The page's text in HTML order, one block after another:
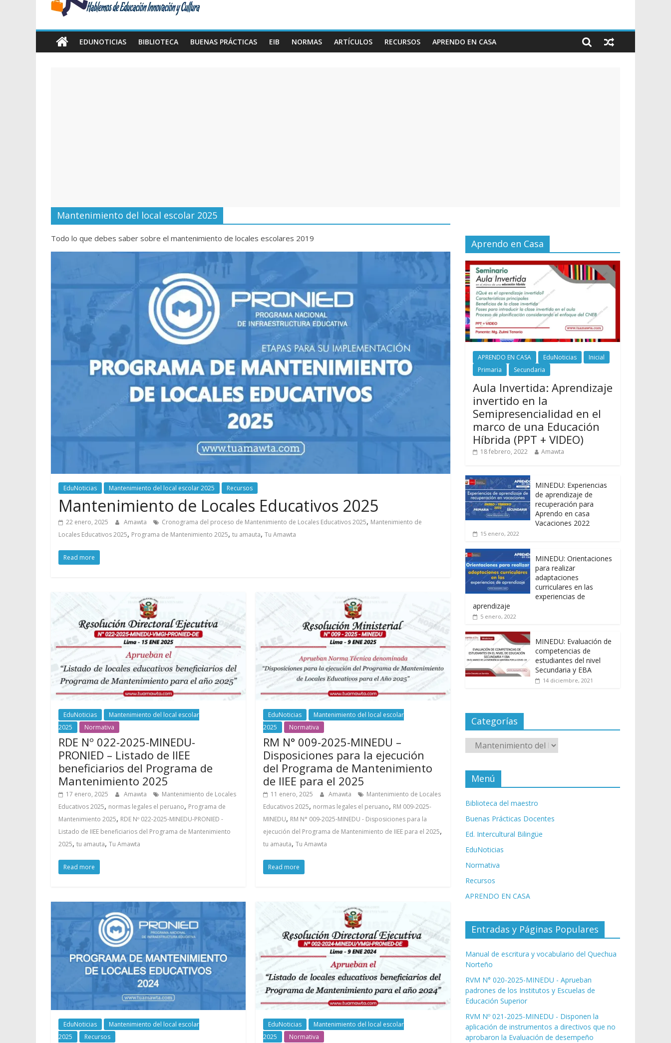
Educación,
EDUNOTICIAS BIBLIOTECA BUENAS PRÁCTICAS EIB NORMAS ARTÍCULOS RECURSOS APRENDO EN CASA
Mantenimiento del local escolar 2025
Todo lo que debes saber sobre el mantenimiento de locales escolares 2019
EduNoticias Mantenimiento del local escolar 2025 Recursos
Mantenimiento de Locales Educativos 2025
22 enero, 2025 Amawta Cronograma del proceso de Mantenimiento de Locales Educativos 2025, Mantenimiento de
Locales Educativos 2025, Programa de Mantenimiento 2025, tu amauta, Tu Amawta
Read more
EduNoticias
Mantenimiento del local escolar
2025
Normativa
RDE Nº 022-2025-MINEDU-
PRONIED – Listado de IIEE
beneficiarios del Programa de
Mantenimiento 2025
17 enero, 2025 Amawta
Mantenimiento de Locales
Educativos 2025, normas legales el peruano, Programa de
Mantenimiento 2025, RDE Nº 022-2025-MINEDU-PRONIED -
Listado de IIEE beneficiarios del Programa de Mantenimiento
2025, tu amauta, Tu Amawta
Read more
EduNoticias
Mantenimiento del local escolar
2025
Normativa
RM N° 009-2025-MINEDU –
Disposiciones para la ejecución
del Programa de Mantenimiento
de IIEE para el 2025
11 enero, 2025 Amawta
Mantenimiento de Locales
Educativos 2025, normas legales el peruano, RM 009-2025-
MINEDU, RM N° 009-2025-MINEDU - Disposiciones para la
ejecución del Programa de Mantenimiento de IIEE para el 2025,
tu amauta,Tu Amawta
Read more
EduNoticias
Mantenimiento del local escolar
2025
Recursos
EduNoticias
Mantenimiento del local escolar
2025
Normativa
Aprendo en Casa
APRENDO EN CASA EduNoticias
Inicial
Primaria
Secundaria
Aula Invertida: Aprendizaje
invertido en la
Semipresencialidad en el
marco de una Educación
Híbrida (PPT + VIDEO)
18 febrero, 2022 Amawta
MINEDU: Experiencias
de aprendizaje de
recuperación para
Aprendo en casa
Vacaciones 2022
15 enero, 2022
MINEDU: Orientaciones
para realizar
adaptaciones
curriculares en las
experiencias de
aprendizaje
5 enero, 2022
MINEDU: Evaluación de
competencias de
estudiantes del nivel
Secundaria y EBA
14 diciembre, 2021
Categorías
Categorías
Menú
Biblioteca del maestro
Buenas Prácticas Docentes
Ed. Intercultural Bilingüe
EduNoticias
Normativa
Recursos
APRENDO EN CASA
Entradas y Páginas Populares
Manual de escritura y vocabulario del Quechua
Norteño
RVM N° 020-2025-MINEDU - Aprueban
padrones de los Institutos y Escuelas de
Educación Superior
RVM Nº 021-2025-MINEDU - Disponen la
aplicación de instrumentos a directivos que no
aprobaron la Evaluación de desempeño